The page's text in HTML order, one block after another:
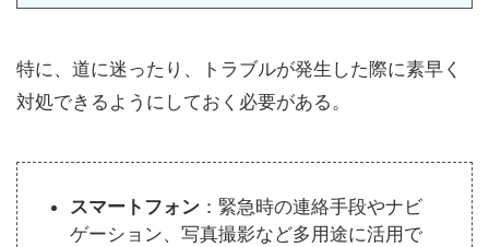
特に、道に迷ったり、トラブルが発生した際に素早く
対処できるようにしておく必要がある。
スマートフォン ：緊急時の連絡手段やナビ
ゲーション、写真撮影など多用途に活用で